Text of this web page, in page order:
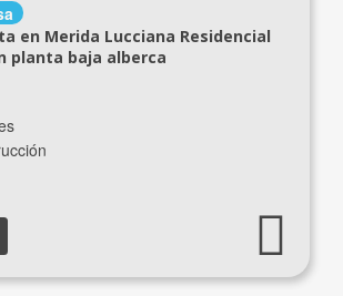
en Merida Lucciana Residencial
planta baja alberca